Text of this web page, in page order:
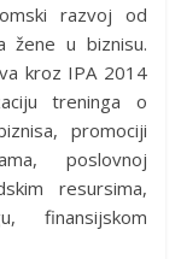
razvoj od
žene u biznisu.
kroz IPA 2014
treninga o
promociji
poslovnoj
resursima,
finansijskom